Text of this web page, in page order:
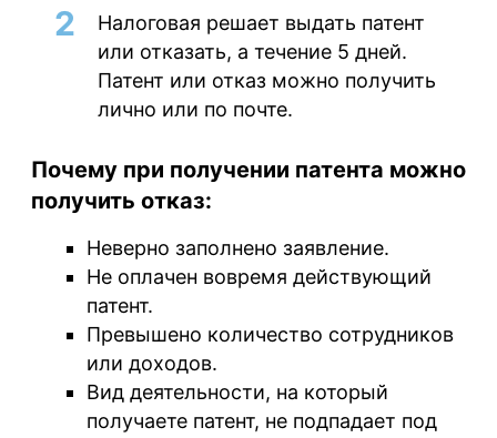
Налоговая решает выдать патент
или отказать, а течение 5 дней.
Патент или отказ можно получить
лично или по почте.
Почему при получении патента можно
получить отказ:
Неверно заполнено заявление.
Не оплачен вовремя действующий
патент.
Превышено количество сотрудников
или доходов.
Вид деятельности, на который
получаете патент, не подпадает под